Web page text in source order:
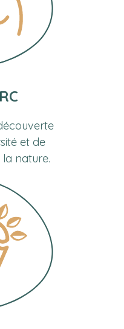
et de
nature.